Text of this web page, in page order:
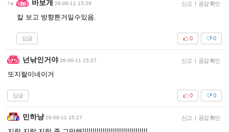
바보개 26-06-11 15:29 신고 | 공감 확인
칼 보고 방향튼거일수있음.
답글 0
0
넌낚인거야 26-06-11 15:27 신고 | 공감 확인
또지랄이네이거
답글 0
0
민하냥 26-06-11 15:27 신고 | 공감 확인